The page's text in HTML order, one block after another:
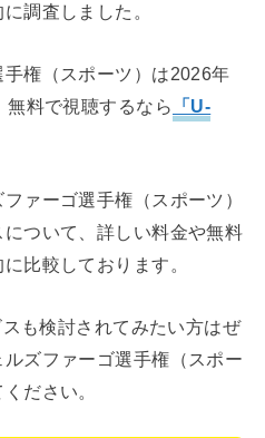
調査しました。
権（スポーツ）は2026年
料で視聴するなら
「U-
ァーゴ選手権（スポーツ）
ついて、詳しい料金や無料
比較しております。
も検討されてみたい方はぜ
ズファーゴ選手権（スポー
ださい。